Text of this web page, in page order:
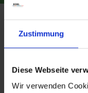
Zustimmung
Diese Webseite
Wir verwenden